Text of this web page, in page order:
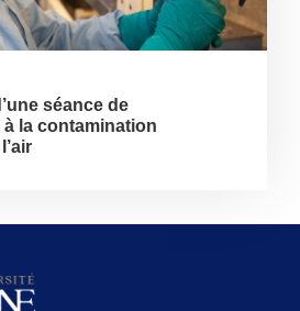
séance de
la contamination